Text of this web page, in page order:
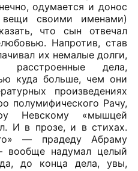
одумается и донос
вещи своими именами)
что сын отвечал
Напротив, став
их немалые долги,
дела,
куда больше, чем они
произведениях
полумифического Рачу,
Невскому «мышцей
И в прозе, и в стихах.
— прадеду Абраму
вообще надумал целый
до конца дела, увы,